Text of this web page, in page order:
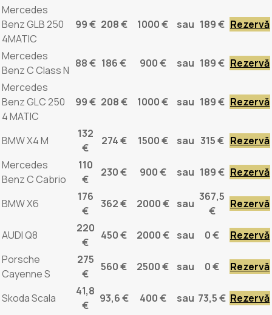
Mercedes
Benz GLB 250
4MATIC
99 € 208 € 1000 € sau 189 € Rezervă
Mercedes
Benz C Class N
88 € 186 € 900 € sau 189 € Rezervă
Mercedes
Benz GLC 250
4 MATIC
99 € 208 € 1000 € sau 189 € Rezervă
BMW X4 M
132
€
274 € 1500 € sau 315 € Rezervă
Mercedes
Benz C Cabrio
110
€
230 € 900 € sau 189 € Rezervă
BMW X6
176
€
362 € 2000 € sau
367,5
€
Rezervă
AUDI Q8
220
€
450 € 2000 € sau 0 €
Rezervă
Porsche
Cayenne S
275
€
560 € 2500 € sau 0 € Rezervă
Skoda Scala
41,8
€
93,6 € 400 € sau 73,5 € Rezervă